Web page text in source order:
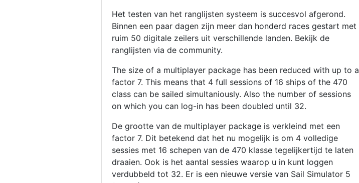
Het testen van het ranglijsten systeem is succesvol afgerond.
Binnen een paar dagen zijn meer dan honderd races gestart met
ruim 50 digitale zeilers uit verschillende landen. Bekijk de
ranglijsten via de community.
The size of a multiplayer package has been reduced with up to a
factor 7. This means that 4 full sessions of 16 ships of the 470
class can be sailed simultaniously. Also the number of sessions
on which you can log-in has been doubled until 32.
De grootte van de multiplayer package is verkleind met een
factor 7. Dit betekend dat het nu mogelijk is om 4 volledige
sessies met 16 schepen van de 470 klasse tegelijkertijd te laten
draaien. Ook is het aantal sessies waarop u in kunt loggen
verdubbeld tot 32. Er is een nieuwe versie van Sail Simulator 5